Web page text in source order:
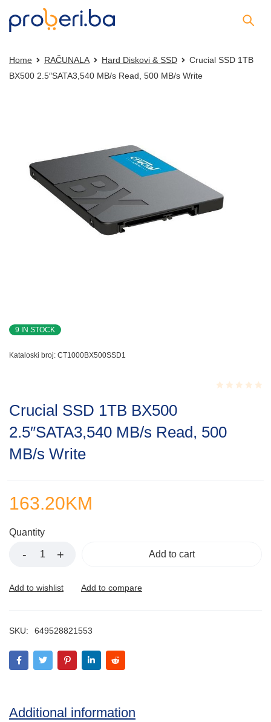
Home RAČUNALA Hard Diskovi & SSD
Crucial SSD 1TB
BX500 2.5″SATA3,540 MB/s Read, 500 MB/s Write
9 IN STOCK
Kataloski broj: CT1000BX500SSD1
of
Crucial SSD 1TB BX500
2.5″SATA3,540 MB/s Read, 500
MB/s Write
163.20KM
Quantity
Add to cart
SKU: 649528821553
Additional information